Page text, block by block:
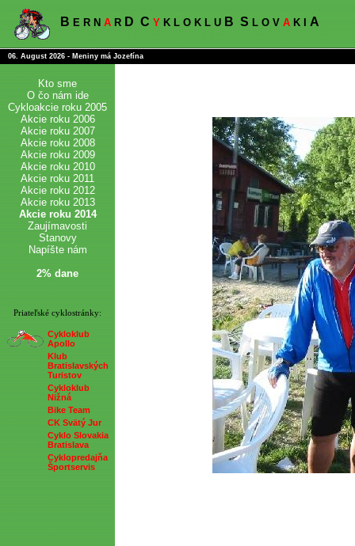
B E R N A R D C Y K L O K L U B S L O V A K I A
06. August 2026 - Meniny má Jozefína
Kto sme
O čo nám ide
Cykloakcie roku 2005
Akcie roku 2006
Akcie roku 2007
Akcie roku 2008
Akcie roku 2009
Akcie roku 2010
Akcie roku 2011
Akcie roku 2012
Akcie roku 2013
Akcie roku 2014
Zaujímavosti
Stanovy
Napíšte nám
2% dane
Priateľské cyklostránky:
Cykloklub
Apollo
Klub
Bratislavských
Turistov
Cykloklub
Nižná
Bike Team
CK Svätý Jur
Cyklo Slovakia
Bratislava
Cyklopredajňa
Športservis